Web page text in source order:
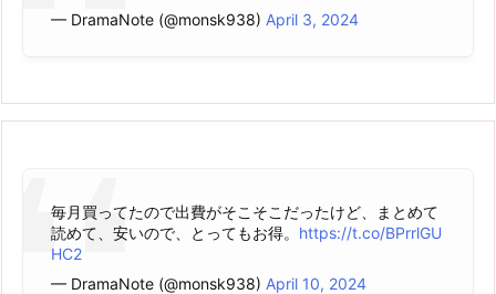
— DramaNote (@monsk938) April 3, 2024
毎月買ってたので出費がそこそこだったけど、まとめて
読めて、安いので、とってもお得。 https://t.co/BPrrlGU
HC2
— DramaNote (@monsk938) April 10, 2024